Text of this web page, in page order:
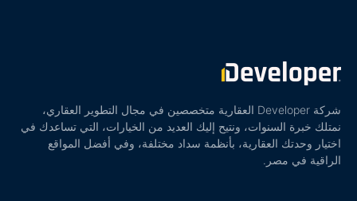
شركة Developer العقارية متخصصين في مجال التطوير العقاري،
نمتلك خبرة السنوات، ونتيح إليك العديد من الخيارات، التي تساعدك في
اختيار وحدتك العقارية، بأنظمة سداد مختلفة، وفي أفضل المواقع
الراقية في مصر.